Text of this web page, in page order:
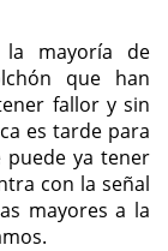
la mayoría de
que han
fallor y sin
es tarde para
puede ya tener
con la señal
mayores a la